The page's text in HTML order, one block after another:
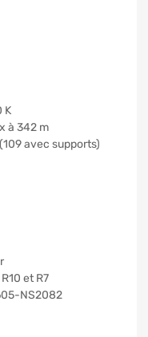
K
à 342 m
avec supports)
et R7
NS2082